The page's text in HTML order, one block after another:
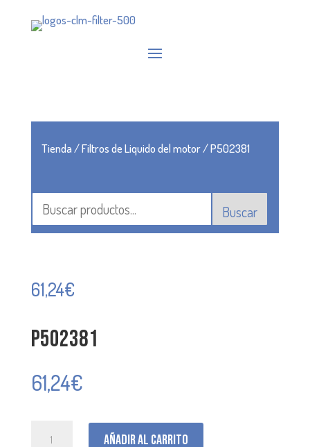
Tienda/Filtros de Liquido del motor/ P502381
Buscar
61,24€
P502381
61,24€
Añadir al carrito